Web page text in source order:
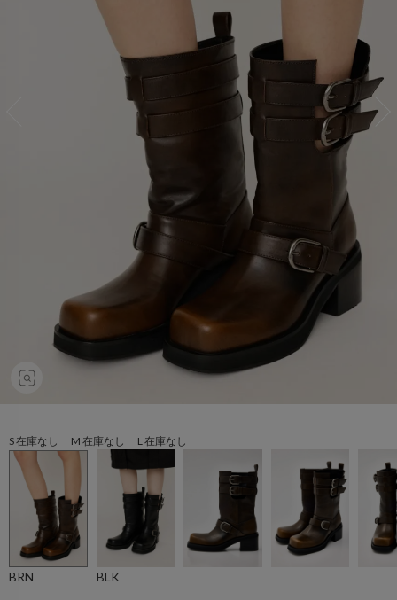
S 在庫なし M 在庫なし L 在庫なし
BRN BLK